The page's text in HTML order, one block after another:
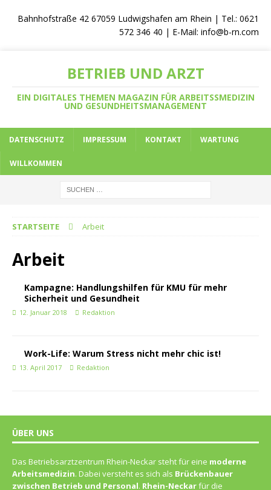
Bahnhofstraße 42 67059 Ludwigshafen am Rhein | Tel.: 0621
572 346 40 | E-Mail: info@b-rn.com
BETRIEB UND ARZT
EIN DIGITALES THEMEN MAGAZIN FÜR ARBEITSSMEDIZIN
UND GESUNDHEITSMANAGEMENT
DATENSCHUTZ IMPRESSUM KONTAKT WARTUNG
WILLKOMMEN
STARTSEITE Arbeit
Arbeit
Kampagne: Handlungshilfen für KMU für mehr
Sicherheit und Gesundheit
12. Januar 2018 Redaktion
Work-Life: Warum Stress nicht mehr chic ist!
13. April 2017 Redaktion
ÜBER UNS
Das Betriebsarztzentrum Rhein-Neckar steht für eine moderne
Arbeitsmedizin. Dabei versteht es sich als Brückenbauer
zwischen Betrieb und Personal. Rhein-Neckarfür die